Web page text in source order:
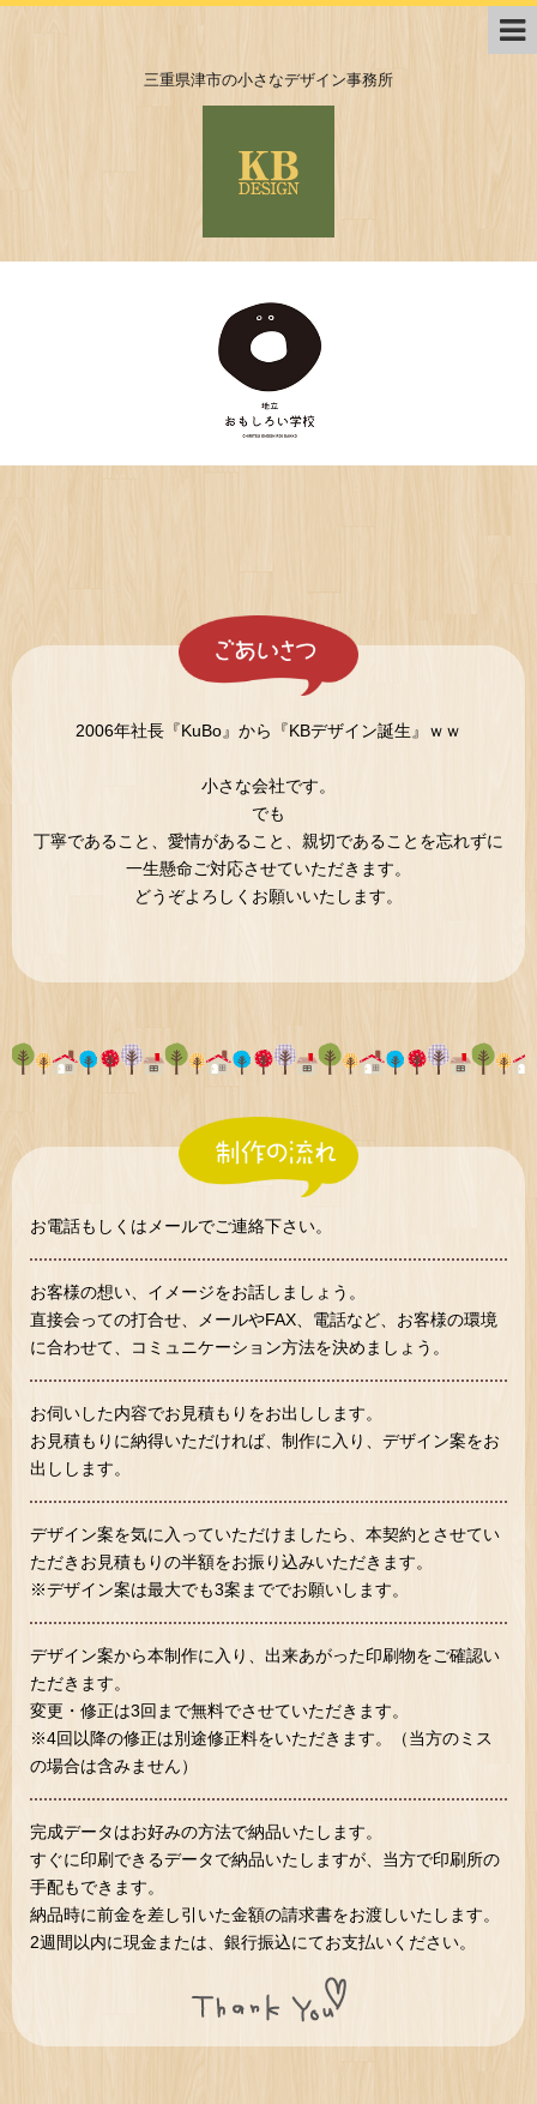
三重県津市の小さなデザイン事務所
2006年社長『KuBo』から『KBデザイン誕生』ｗｗ
小さな会社です。
でも
丁寧であること、愛情があること、親切であることを忘れずに
一生懸命ご対応させていただきます。
どうぞよろしくお願いいたします。
お電話もしくはメールでご連絡下さい。
お客様の想い、イメージをお話しましょう。
直接会っての打合せ、メールやFAX、電話など、お客様の環境
に合わせて、コミュニケーション方法を決めましょう。
お伺いした内容でお見積もりをお出しします。
お見積もりに納得いただければ、制作に入り、デザイン案をお
出しします。
デザイン案を気に入っていただけましたら、本契約とさせてい
ただきお見積もりの半額をお振り込みいただきます。
※デザイン案は最大でも3案まででお願いします。
デザイン案から本制作に入り、出来あがった印刷物をご確認い
ただきます。
変更・修正は3回まで無料でさせていただきます。
※4回以降の修正は別途修正料をいただきます。（当方のミス
の場合は含みません）
完成データはお好みの方法で納品いたします。
すぐに印刷できるデータで納品いたしますが、当方で印刷所の
手配もできます。
納品時に前金を差し引いた金額の請求書をお渡しいたします。
2週間以内に現金または、銀行振込にてお支払いください。